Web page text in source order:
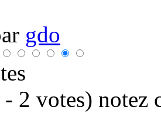
gdo
2 votes) notez